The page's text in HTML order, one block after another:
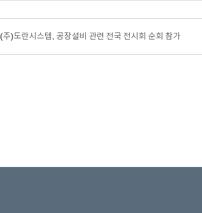
(주)도란시스템, 공장설비 관련 전국 전시회 순회 참가